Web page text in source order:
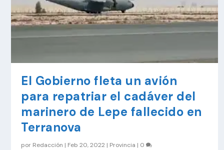
El Gobierno fleta un avión
para repatriar el cadáver del
marinero de Lepe fallecido en
Terranova
por Redacción | Feb 20, 2022 | Provincia | 0